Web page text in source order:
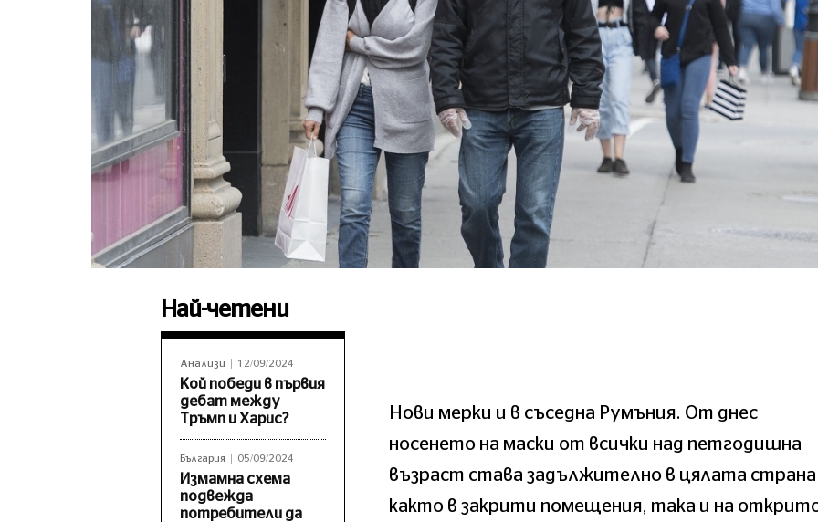
Най-четени
Анализи 12/09/2024
Кой победи в първия
дебат между
Тръмп и Харис?
България 05/09/2024
Измамна схема
подвежда
потребители да
Нови мерки и в съседна Румъния. От днес
носенето на маски от всички над петгодишна
възраст става задължително в цялата страна
както в закрити помещения, така и на